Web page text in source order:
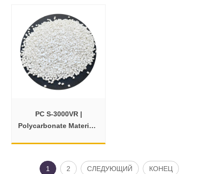
PC S-3000VR |
Polycarbonate Materials
1 2 СЛЕДУЮЩИЙ КОНЕЦ